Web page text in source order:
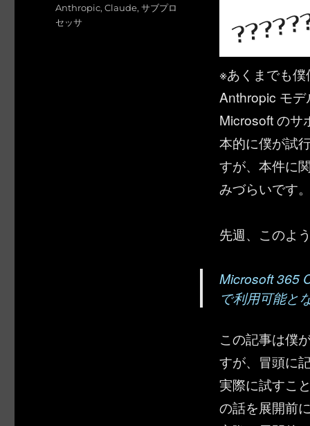
※あくまでも
Anthropic モ
Microsoft のサ
本的に僕が試
すが、本件に
みづらいです
先週、このよ
Microsoft 365
で利用可能と
この記事は僕
すが、冒頭に
実際に試すこ
の話を展開前
グ
Anthropic,Claude,サブプロ
セッサ